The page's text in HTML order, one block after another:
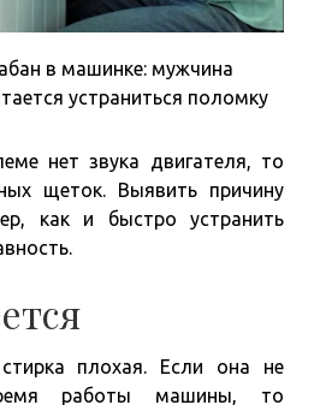
в машинке: мужчина
устраниться поломку
нет звука двигателя, то
щеток. Выявить причину
как и быстро устранить
плохая. Если она не
работы машины, то